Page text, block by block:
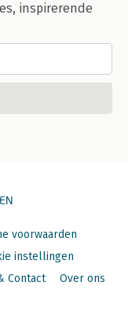
inspirerende
voorwaarden
instellingen
Contact Over ons